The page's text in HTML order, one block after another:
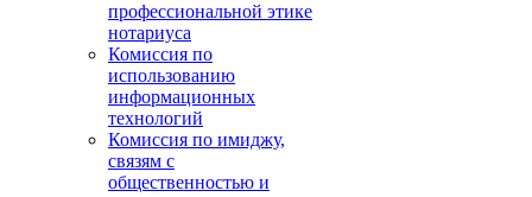
профессиональной этике
нотариуса
Комиссия по
использованию
информационных
технологий
Комиссия по имиджу,
связям с
общественностью и